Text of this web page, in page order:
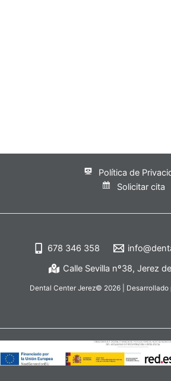
Política de
Solicitar cita
678 346 358
Calle Sevilla nº38, Jerez
Dental Center Jerez© 2026 | Desarrollado